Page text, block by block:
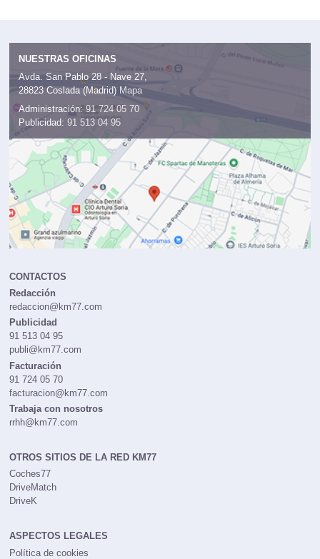
NUESTRAS OFICINAS
Avda. San Pablo 28 - Nave 27,
28823 Coslada (Madrid) Mapa
Administración: 91 724 05 70
Publicidad: 91 513 04 95
CONTACTOS
Redacción
redaccion@km77.com
Publicidad
91 513 04 95
publi@km77.com
Facturación
91 724 05 70
facturacion@km77.com
Trabaja con nosotros
rrhh@km77.com
OTROS SITIOS DE LA RED KM77
Coches77
DriveMatch
DriveK
ASPECTOS LEGALES
Política de cookies